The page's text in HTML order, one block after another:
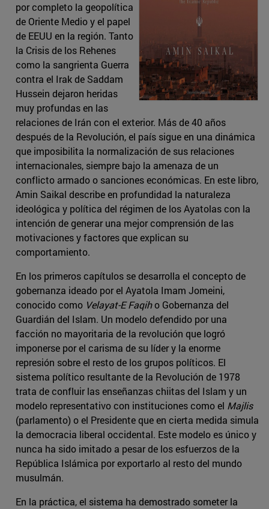
por completo la geopolítica
de Oriente Medio y el papel
de EEUU en la región. Tanto
la Crisis de los Rehenes
como la sangrienta Guerra
contra el Irak de Saddam
Hussein dejaron heridas
muy profundas en las
relaciones de Irán con el exterior. Más de 40 años
después de la Revolución, el país sigue en una dinámica
que imposibilita la normalización de sus relaciones
internacionales, siempre bajo la amenaza de un
conflicto armado o sanciones económicas. En este libro,
Amin Saikal describe en profundidad la naturaleza
ideológica y política del régimen de los Ayatolas con la
intención de generar una mejor comprensión de las
motivaciones y factores que explican su
comportamiento.
En los primeros capítulos se desarrolla el concepto de
gobernanza ideado por el Ayatola Imam Jomeini,
conocido como Velayat-E Faqiho Gobernanza del
Guardián del Islam. Un modelo defendido por una
facción no mayoritaria de la revolución que logró
imponerse por el carisma de su líder y la enorme
represión sobre el resto de los grupos políticos. El
sistema político resultante de la Revolución de 1978
trata de confluir las enseñanzas chiitas del Islam y un
modelo representativo con instituciones como el Majlis
(parlamento) o el Presidente que en cierta medida simula
la democracia liberal occidental. Este modelo es único y
nunca ha sido imitado a pesar de los esfuerzos de la
República Islámica por exportarlo al resto del mundo
musulmán.
En la práctica, el sistema ha demostrado someter la